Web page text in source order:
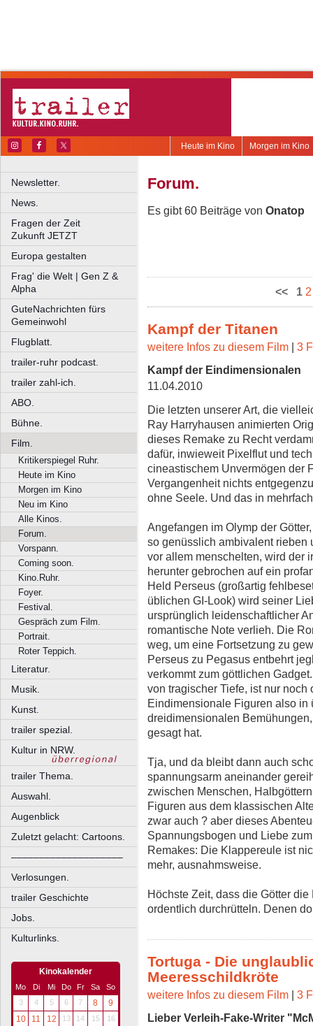
Morgen im Kino
Heute im Kino
Newsletter.
News.
Fragen der Zeit
Zukunft JETZT
Europa gestalten
Frag' die Welt | Gen Z &
Alpha
GuteNachrichten fürs
Gemeinwohl
Flugblatt.
trailer-ruhr podcast.
trailer zahl-ich.
ABO.
Bühne.
Film.
Kritikerspiegel Ruhr.
Heute im Kino
Morgen im Kino
Neu im Kino
Alle Kinos.
Forum.
Vorspann.
Coming soon.
Kino.Ruhr.
Foyer.
Festival.
Gespräch zum Film.
Portrait.
Roter Teppich.
Literatur.
Musik.
Kunst.
trailer spezial.
Kultur in NRW.
trailer Thema.
Auswahl.
Augenblick
Zuletzt gelacht: Cartoons.
––––––––––––––––––––
Verlosungen.
trailer Geschichte
Jobs.
Kulturlinks.
Kinokalender
Mo Di Mi Do Fr Sa
So
3
4 5 6 7 8
9
10
11 12 13 14 15 16
Forum.
Es gibt 60 Beiträge von Onatop
<< 1 2
Kampf der Titanen
weitere Infos zu diesem Film | 3
Kampf der Eindimensionalen
11.04.2010
Die letzten unserer Art, die
Ray Harryhausen animierten
dieses Remake zu Recht
dafür, inwieweit Pixelflut und
cineastischem Unvermögen der
Vergangenheit nichts
ohne Seele. Und das in
Angefangen im Olymp der
so genüsslich ambivalent rieben
vor allem menschelten, wird der
herunter gebrochen auf ein
Held Perseus (großartig
üblichen GI-Look) wird seiner
ursprünglich leidenschaftlicher
romantische Note verlieh. Die
weg, um eine Fortsetzung zu
Perseus zu Pegasus entbehrt
verkommt zum göttlichen
von tragischer Tiefe, ist nur
Eindimensionale Figuren also
dreidimensionalen
gesagt hat.
Tja, und da bleibt dann auch
spannungsarm aneinander
zwischen Menschen,
Figuren aus dem klassischen
zwar auch ? aber dieses
Spannungsbogen und Liebe
Remakes: Die Klappereule ist
mehr, ausnahmsweise.
Höchste Zeit, dass die Götter
ordentlich durchrütteln. Denen
Tortuga - Die
Meeresschildkröte
weitere Infos zu diesem Film | 3
Lieber Verleih-Fake-Writer